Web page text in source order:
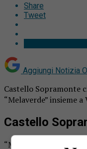
Share
Tweet
Aggiungi Notizia
Castello Sopramonte
“Melaverde” insieme a
Castello
“Melaverde” ha fatto